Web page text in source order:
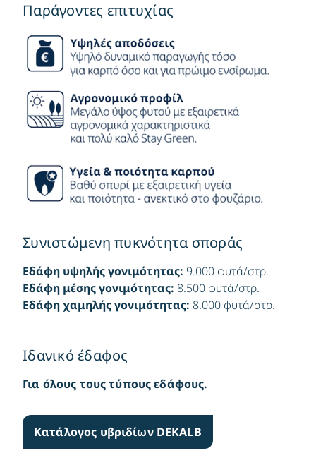
Παράγοντες επιτυχίας
Συνιστώμενη πυκνότητα σποράς
Εδάφη υψηλής γονιμότητας: 9.000 φυτά/στρ.
Εδάφη μέσης γονιμότητας: 8.500 φυτά/στρ.
Εδάφη χαμηλής γονιμότητας: 8.000 φυτά/στρ.
Ιδανικό έδαφος
Για όλους τους τύπους εδάφους.
Κατάλογος υβριδίων DEKALB